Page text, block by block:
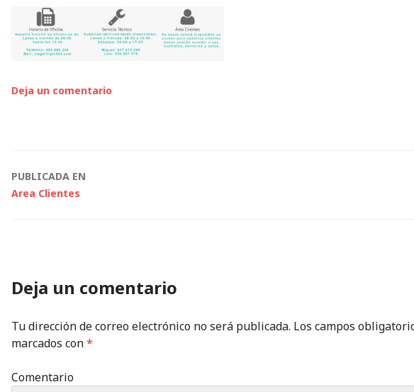
Deja un comentario
Navegación
PUBLICADA EN
Area Clientes
Deja un comentario
Tu dirección de correo electrónico no será publicada. Los campos
marcados con*
Comentario